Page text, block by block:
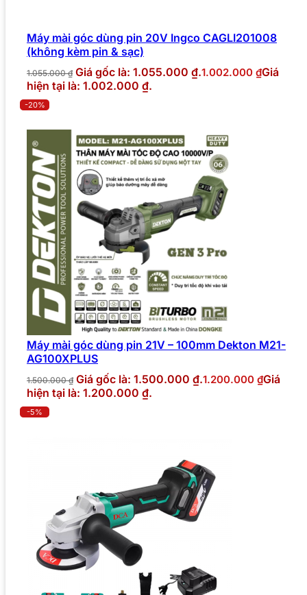
Máy mài góc dùng pin 20V Ingco CAGLI201008
(không kèm pin & sạc)
1.055.000₫ Giá gốc là: 1.055.000 ₫.1.002.000 ₫Giá
hiện tại là: 1.002.000 ₫.
-20%
Máy mài góc dùng pin 21V – 100mm Dekton M21-
AG100XPLUS
1.500.000₫ Giá gốc là: 1.500.000 ₫.1.200.000 ₫Giá
hiện tại là: 1.200.000 ₫.
-5%